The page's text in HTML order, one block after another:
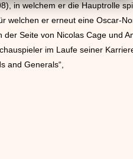
in welchem er die Hauptrolle
welchen er erneut eine Oscar-
der Seite von Nicolas Cage und
im Laufe seiner
and Generals“,